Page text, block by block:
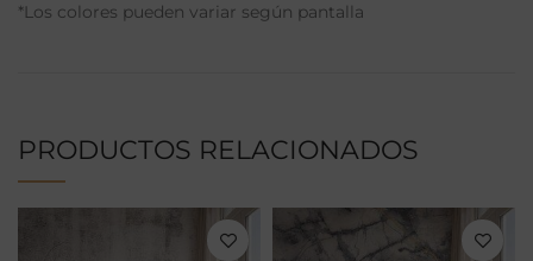
*Los colores pueden variar según pantalla
PRODUCTOS RELACIONADOS